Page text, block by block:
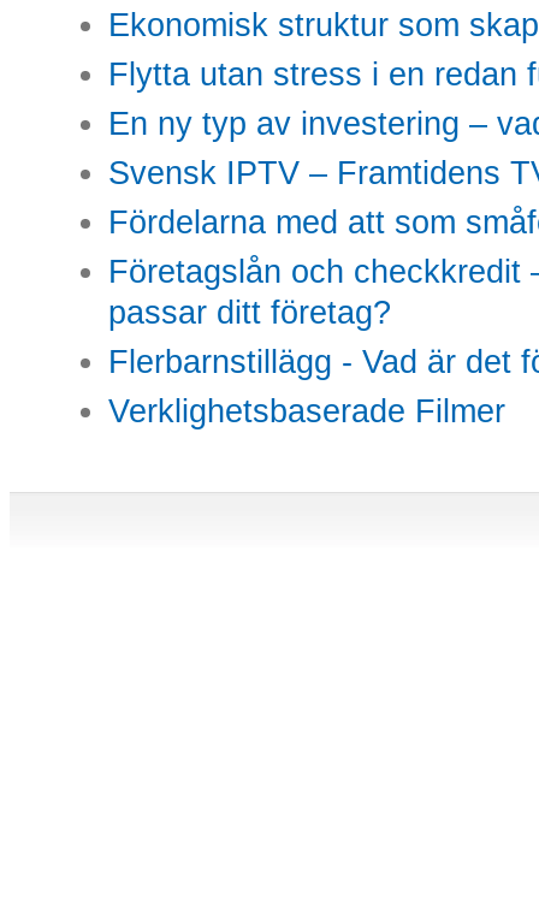
Ekonomisk struktur som
Flytta utan stress i en redan
En ny typ av investering –
Svensk IPTV – Framtidens
Fördelarna med att som
Företagslån och checkkredit
passar ditt företag?
Flerbarnstillägg - Vad är det
Verklighetsbaserade Filmer